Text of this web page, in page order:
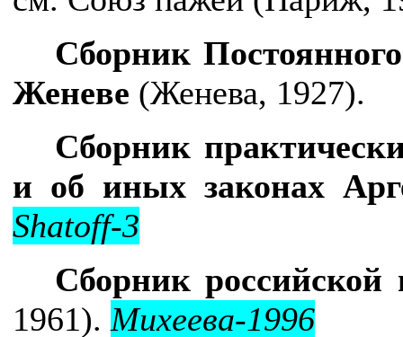
Сборник
Женеве (Женева, 1927).
Сборник
и об иных законах
Shatoff-3
Сборник
1961). Михеева-1996